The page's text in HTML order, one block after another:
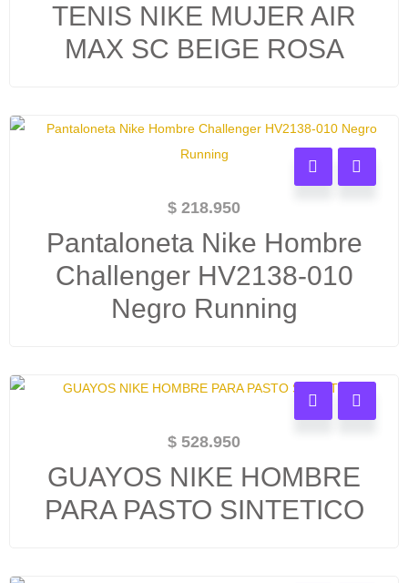
TENIS NIKE MUJER AIR
MAX SC BEIGE ROSA
$ 218.950
Pantaloneta Nike Hombre
Challenger HV2138-010
Negro Running
$ 528.950
GUAYOS NIKE HOMBRE
PARA PASTO SINTETICO